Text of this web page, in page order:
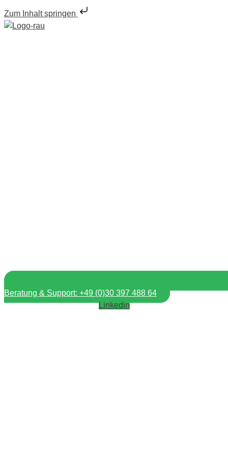
Zum Inhalt springen
Beratung & Support: +49 (0)30 397 488 64
Linkedin